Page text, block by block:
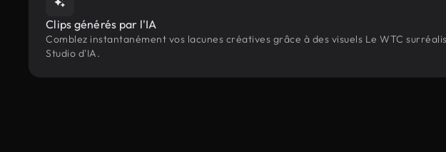
Clips générés par l'IA
Comblez instantanément vos lacunes créatives grâce à des visuels Le WTC
Studio d'IA.